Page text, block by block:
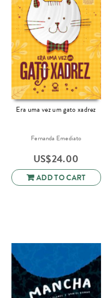
Era uma vez um gato xadrez
Fernanda Emediato
US$24.00
ADD TO CART